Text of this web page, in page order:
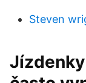
Steven